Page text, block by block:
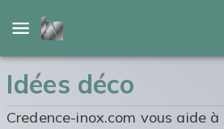
Idées déco
Credence-inox.com vous aide à